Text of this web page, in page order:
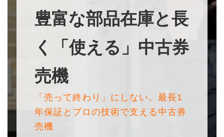
豊富な部品在庫と長
く「使える」中古券
売機
「売って終わり」にしない。最長1
年保証とプロの技術で支える中古券
売機